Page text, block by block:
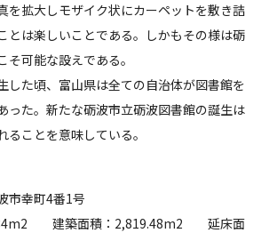
を拡大しモザイク状にカーペットを敷き詰
とは楽しいことである。しかもその様は砺
可能な設えである。
した頃、富山県は全ての自治体が図書館を
った。新たな砺波市立砺波図書館の誕生は
ことを意味している。
市幸町4番1号
建築面積：2,819.48m2 延床面